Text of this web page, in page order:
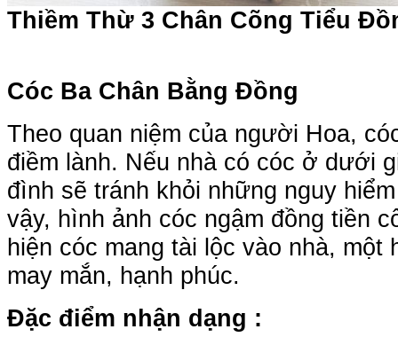
Thiềm Thừ 3 Chân Cõng Tiểu
Cóc Ba Chân Bằng Đồng
Theo quan niệm của người Hoa,
điềm lành. Nếu nhà có cóc ở dưới
đình sẽ tránh khỏi những nguy
vậy, hình ảnh cóc ngậm đồng tiền
hiện cóc mang tài lộc vào nhà, một
may mắn, hạnh phúc.
Đặc điểm nhận dạng :